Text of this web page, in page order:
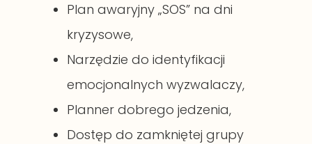
Plan awaryjny „SOS” na dni
kryzysowe,
Narzędzie do identyfikacji
emocjonalnych wyzwalaczy,
Planner dobrego jedzenia,
Dostęp do zamkniętej grupy